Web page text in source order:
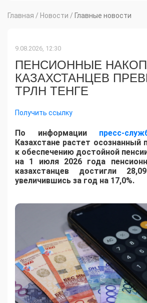
Главная / Новости / Главные новости
9.08.2026, 12:30
ПЕНСИОННЫЕ
КАЗАХСТАНЦЕВ
ТРЛН ТЕНГЕ
Получить ссылку
По информации пресс-
Казахстане растет осознанный
к обеспечению достойной
на 1 июля 2026 года
казахстанцев достигли
увеличившись за год на 17,0%.